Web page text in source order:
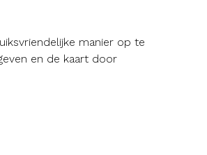
manier op te
en de kaart door